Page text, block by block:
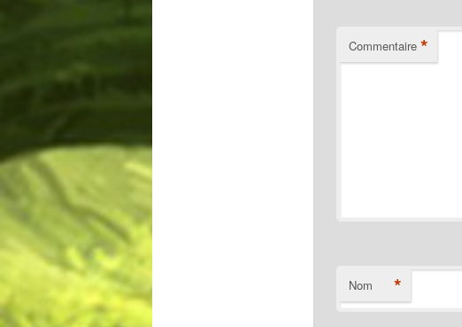
Commentaire *
Nom *